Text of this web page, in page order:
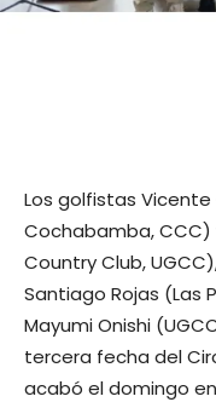
Los golfistas
Cochabamba, CCC)
Country Club,
Santiago Rojas (Las
Mayumi Onishi
tercera fecha del
acabó el domingo